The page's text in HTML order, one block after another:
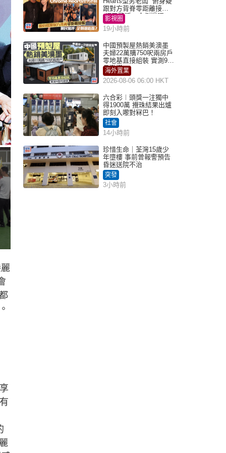
跟對方背脊零距離接觸
網民驚呼：企側邊唔
得？
影視圈
19小時前
中國預製屋熱銷美澳墨
夫婦22萬購750呎兩房戶
零地基直接組裝 實測9個
月激讚
海外置業
2026-08-06 06:00 HKT
六合彩︱頭獎一注獨中
得1900萬 攪珠結果出爐
即刻入嚟對冧巴！
社會
14小時前
珍惜生命｜荃灣15歲少
年墮樓 事前曾報警預告
昏迷送院不治
突發
3小時前